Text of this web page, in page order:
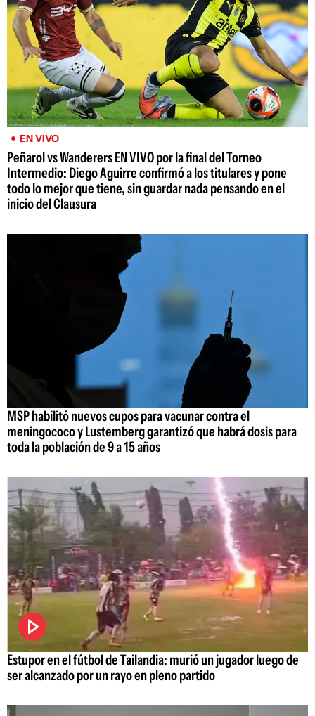
EN VIVO
Peñarol vs Wanderers EN VIVO por la final del Torneo
Intermedio: Diego Aguirre confirmó a los titulares y pone
todo lo mejor que tiene, sin guardar nada pensando en el
inicio del Clausura
MSP habilitó nuevos cupos para vacunar contra el
meningococo y Lustemberg garantizó que habrá dosis para
toda la población de 9 a 15 años
Estupor en el fútbol de Tailandia: murió un jugador luego de
ser alcanzado por un rayo en pleno partido